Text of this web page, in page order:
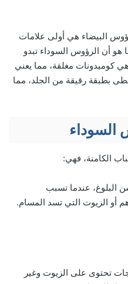
البيضاء هي أولى علامات
أن الرؤوس السوداء تبدو
كوميدونات مغلقة، مما يعني
بطبقة رقيقة من الجلد، مما
السوداء
الكامنة، فهي:
البلوغ، عندما تسبب
أو الزيوت التي تسد المسام.
تحتوى على الزيوت وغير